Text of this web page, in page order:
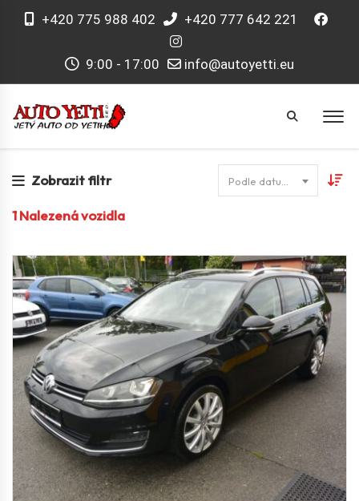
+420 775 988 402 +420 777 642 221
9:00 - 17:00 info@autoyetti.eu
Zobrazit filtr
1Nalezená vozidla